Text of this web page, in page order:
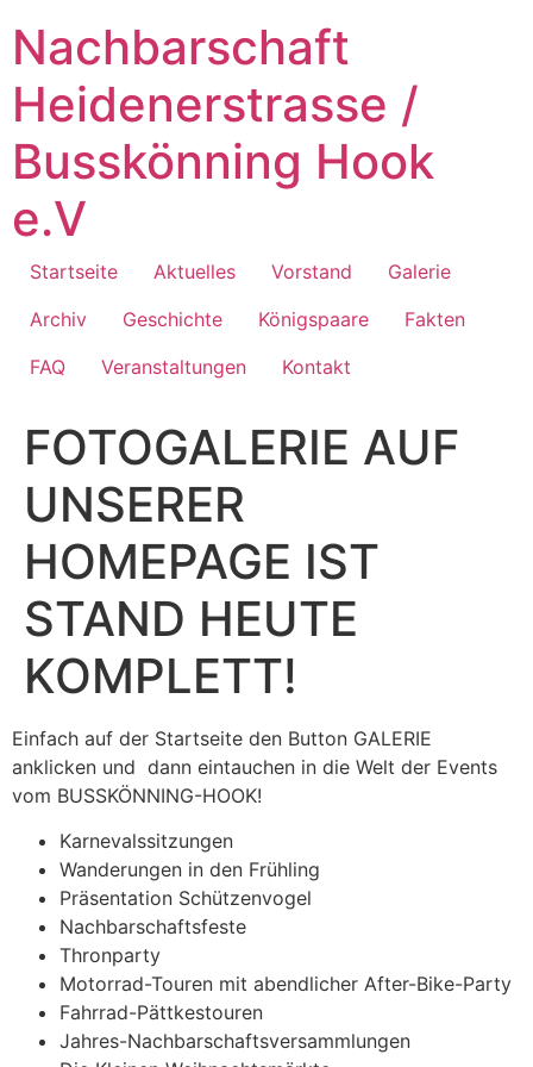
Inhalt
springen
Nachbarschaft
Heidenerstrasse /
Busskönning Hook
e.V
Startseite Aktuelles Vorstand
Galerie
Archiv
Geschichte Königspaare
Fakten
FAQ
Veranstaltungen Kontakt
FOTOGALERIE AUF
UNSERER
HOMEPAGE IST
STAND HEUTE
KOMPLETT!
Einfach auf der Startseite den Button GALERIE
anklicken und dann eintauchen in die Welt der Events
vom BUSSKÖNNING-HOOK!
Karnevalssitzungen
Wanderungen in den Frühling
Präsentation Schützenvogel
Nachbarschaftsfeste
Thronparty
Motorrad-Touren mit abendlicher After-Bike-Party
Fahrrad-Pättkestouren
Jahres-Nachbarschaftsversammlungen